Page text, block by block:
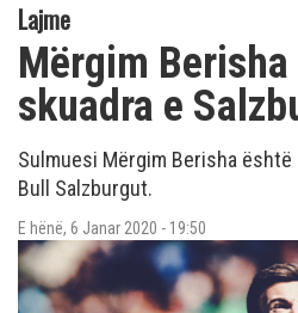
Lajme
Mërgim
skuadra e
Sulmuesi Mërgim Berisha është
Bull Salzburgut.
E hënë, 6 Janar 2020 - 19:50